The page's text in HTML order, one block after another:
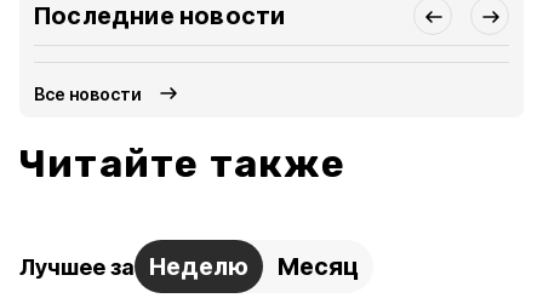
Последние новости
Все новости
Читайте также
Лучшее за Неделю Месяц